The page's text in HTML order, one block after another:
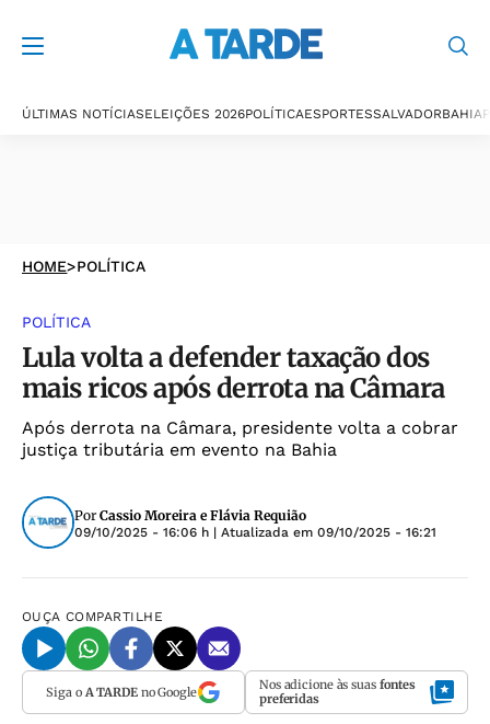
ÚLTIMAS NOTÍCIASELEIÇÕES 2026POLÍTICAESPORTESSALVADORBAHIA
HOME>POLÍTICA
POLÍTICA
Lula volta a defender taxação dos
mais ricos após derrota na Câmara
Após derrota na Câmara, presidente volta a cobrar
justiça tributária em evento na Bahia
Por Cassio Moreira e Flávia Requião
09/10/2025 - 16:06 h | Atualizada em 09/10/2025 - 16:21
OUÇA COMPARTILHE
Siga o A TARDEno Google Nos adicione às suas fontes
preferidas